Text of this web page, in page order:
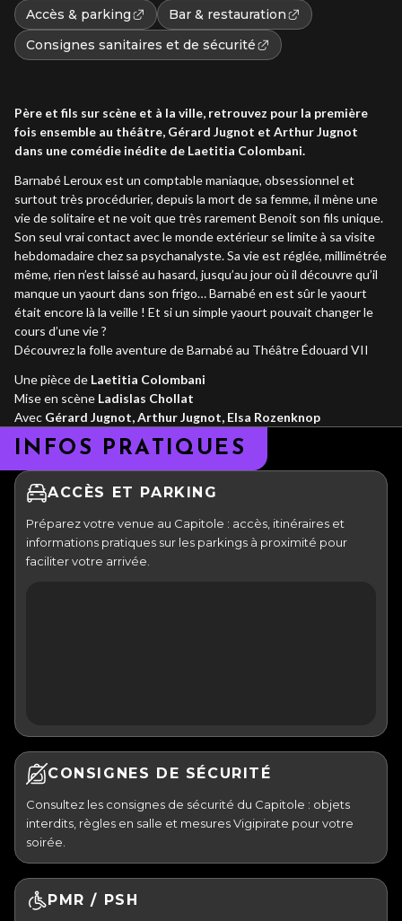
Accès & parking
Bar & restauration
Consignes sanitaires et de sécurité
Père et fils sur scène et à la ville, retrouvez pour la première
fois ensemble au théâtre, Gérard Jugnot et Arthur Jugnot
dans une comédie inédite de Laetitia Colombani.
Barnabé Leroux est un comptable maniaque, obsessionnel et
surtout très procédurier, depuis la mort de sa femme, il mène une
vie de solitaire et ne voit que très rarement Benoit son fils unique.
Son seul vrai contact avec le monde extérieur se limite à sa visite
hebdomadaire chez sa psychanalyste. Sa vie est réglée, millimétrée
même, rien n’est laissé au hasard, jusqu’au jour où il découvre qu’il
manque un yaourt dans son frigo… Barnabé en est sûr le yaourt
était encore là la veille ! Et si un simple yaourt pouvait changer le
cours d’une vie ?
Découvrez la folle aventure de Barnabé au Théâtre Édouard VII
Une pièce de Laetitia Colombani
Mise en scène Ladislas Chollat
Avec Gérard Jugnot, Arthur Jugnot, Elsa Rozenknop
INFOS PRATIQUES
ACCÈS ET PARKING
Préparez votre venue au Capitole : accès, itinéraires et
informations pratiques sur les parkings à proximité pour
faciliter votre arrivée.
CONSIGNES DE SÉCURITÉ
Consultez les consignes de sécurité du Capitole : objets
interdits, règles en salle et mesures Vigipirate pour votre
soirée.
PMR / PSH